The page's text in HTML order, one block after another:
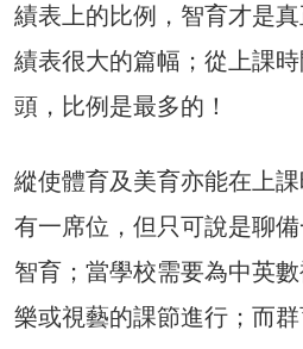
績表上的比例，智育才是
績表很大的篇幅；從上課
頭，比例是最多的！
縱使體育及美育亦能在上
有一席位，但只可說是聊
智育；當學校需要為中英
樂或視藝的課節進行；而